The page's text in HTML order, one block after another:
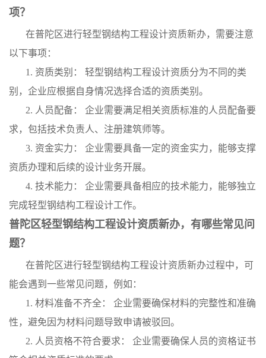
项？
在普陀区进行轻型钢结构工程设计资质新办，需要注意
以下事项：
1. 资质类别： 轻型钢结构工程设计资质分为不同的类
别，企业应根据自身情况选择合适的资质类别。
2. 人员配备： 企业需要满足相关资质标准的人员配备要
求，包括技术负责人、注册建筑师等。
3. 资金实力： 企业需要具备一定的资金实力，能够支撑
资质办理和后续的设计业务开展。
4. 技术能力： 企业需要具备相应的技术能力，能够独立
完成轻型钢结构工程设计工作。
普陀区轻型钢结构工程设计资质新办，有哪些常见问
题？
在普陀区进行轻型钢结构工程设计资质新办过程中，可
能会遇到一些常见问题，例如：
1. 材料准备不齐全： 企业需要确保材料的完整性和准确
性，避免因为材料问题导致申请被驳回。
2. 人员资格不符合要求： 企业需要确保人员的资格证书